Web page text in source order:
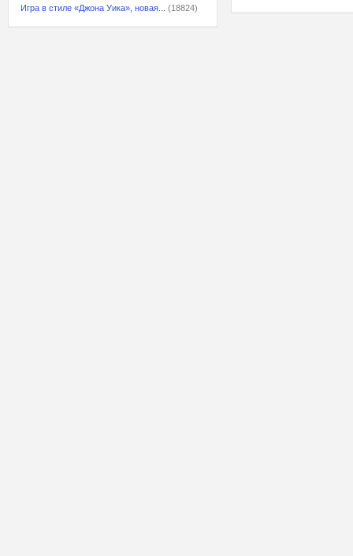
Игра в стиле «Джона Уика», новая...
(18824)